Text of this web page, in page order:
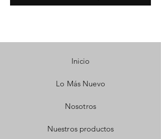
Inicio
Lo Más Nuevo
Nosotros
Nuestros productos